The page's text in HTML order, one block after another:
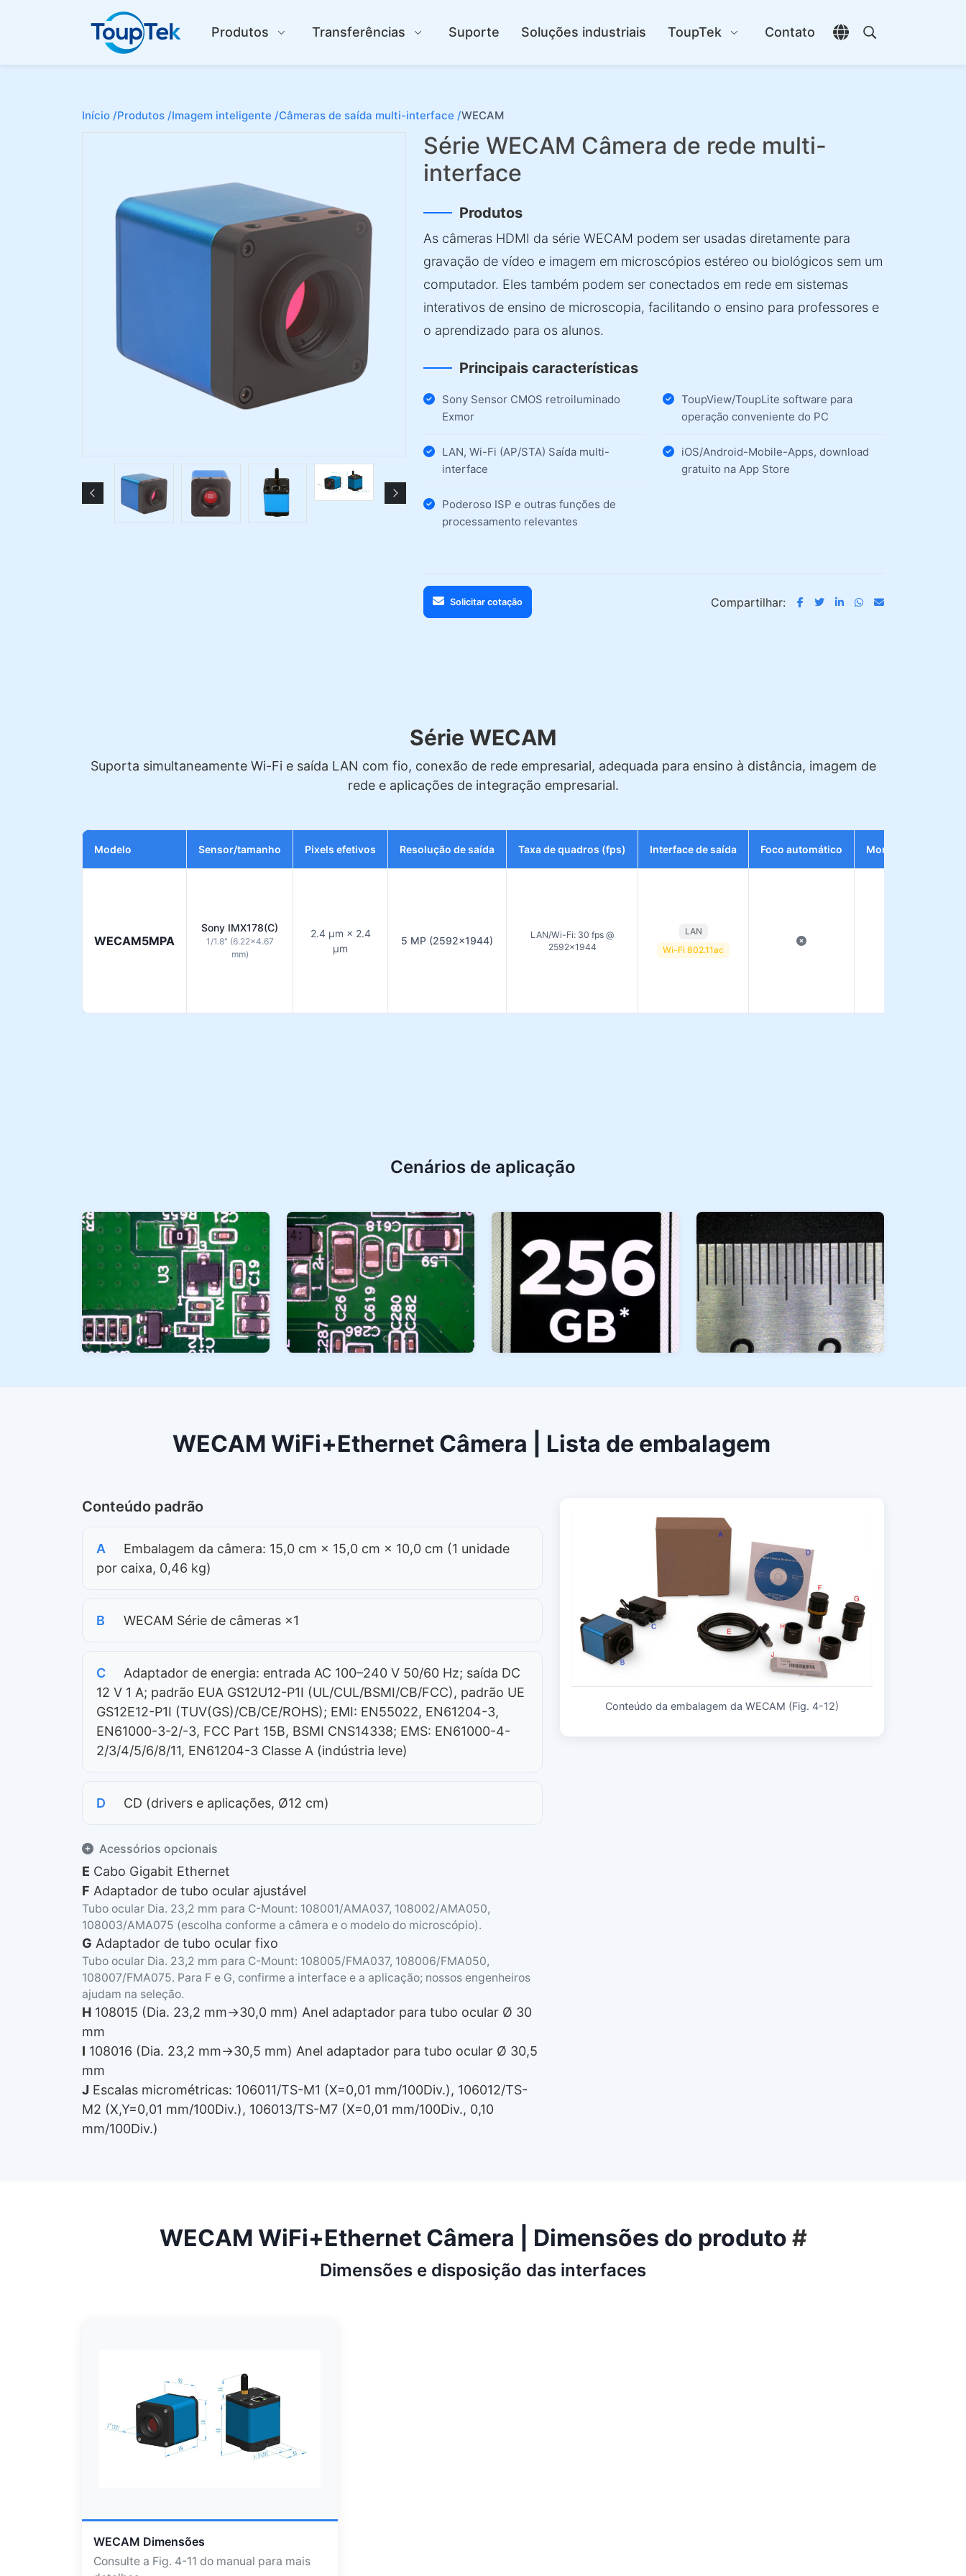
Produtos Transferências Suporte Soluções industriais ToupTek Contato
Abrir seletor de
Abrir pesquisa
Início /Produtos /Imagem inteligente /Câmeras de saída multi-interface /WECAM
Série WECAM Câmera de rede multi-
interface
Produtos
As câmeras HDMI da série WECAM podem ser usadas diretamente para
gravação de vídeo e imagem em microscópios estéreo ou biológicos sem um
computador. Eles também podem ser conectados em rede em sistemas
interativos de ensino de microscopia, facilitando o ensino para professores e
o aprendizado para os alunos.
Principais características
Sony Sensor CMOS retroiluminado
Exmor
LAN, Wi-Fi (AP/STA) Saída multi-
interface
Poderoso ISP e outras funções de
processamento relevantes
ToupView/ToupLite software para
operação conveniente do PC
iOS/Android-Mobile-Apps, download
gratuito na App Store
Solicitar cotação Compartilhar:
Série WECAM
Suporta simultaneamente Wi-Fi e saída LAN com fio, conexão de rede empresarial, adequada para ensino à distância, imagem de
rede e aplicações de integração empresarial.
Modelo Sensor/tamanho Pixels efetivos Resolução de saída Taxa de quadros (fps) Interface de saída Foco automático Montagem da lente
WECAM5MPA
Sony IMX178(C)
1/1.8" (6.22×4.67
mm)
2.4 µm × 2.4
µm
5 MP (2592×1944)
LAN/Wi-Fi: 30 fps @
2592×1944
LAN
Wi-Fi 802.11ac
Cenários de aplicação
WECAM WiFi+Ethernet Câmera | Lista de embalagem
Conteúdo padrão
A
Embalagem da câmera: 15,0 cm × 15,0 cm × 10,0 cm (1 unidade
por caixa, 0,46 kg)
B WECAM Série de câmeras ×1
C
Adaptador de energia: entrada AC 100–240 V 50/60 Hz; saída DC
12 V 1 A; padrão EUA GS12U12-P1I (UL/CUL/BSMI/CB/FCC), padrão UE
GS12E12-P1I (TUV(GS)/CB/CE/ROHS); EMI: EN55022, EN61204-3,
EN61000-3-2/-3, FCC Part 15B, BSMI CNS14338; EMS: EN61000-4-
2/3/4/5/6/8/11, EN61204-3 Classe A (indústria leve)
D CD (drivers e aplicações, Ø12 cm)
Acessórios opcionais
E Cabo Gigabit Ethernet
F Adaptador de tubo ocular ajustável
Tubo ocular Dia. 23,2 mm para C-Mount: 108001/AMA037, 108002/AMA050,
108003/AMA075 (escolha conforme a câmera e o modelo do microscópio).
G Adaptador de tubo ocular fixo
Tubo ocular Dia. 23,2 mm para C-Mount: 108005/FMA037, 108006/FMA050,
108007/FMA075. Para F e G, confirme a interface e a aplicação; nossos engenheiros
ajudam na seleção.
H 108015 (Dia. 23,2 mm→30,0 mm) Anel adaptador para tubo ocular Ø 30
mm
I 108016 (Dia. 23,2 mm→30,5 mm) Anel adaptador para tubo ocular Ø 30,5
mm
J Escalas micrométricas: 106011/TS-M1 (X=0,01 mm/100Div.), 106012/TS-
M2 (X,Y=0,01 mm/100Div.), 106013/TS-M7 (X=0,01 mm/100Div., 0,10
mm/100Div.)
Conteúdo da embalagem da WECAM (Fig. 4-12)
WECAM WiFi+Ethernet Câmera | Dimensões do produto #
Dimensões e disposição das interfaces
WECAM Dimensões
Consulte a Fig. 4-11 do manual para mais